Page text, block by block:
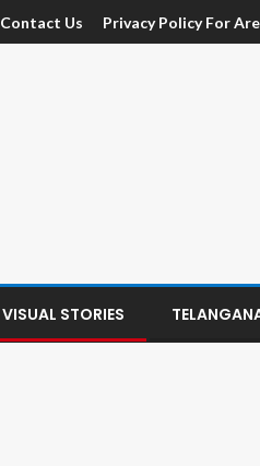
Contact Us Privacy Policy For
VISUAL STORIES